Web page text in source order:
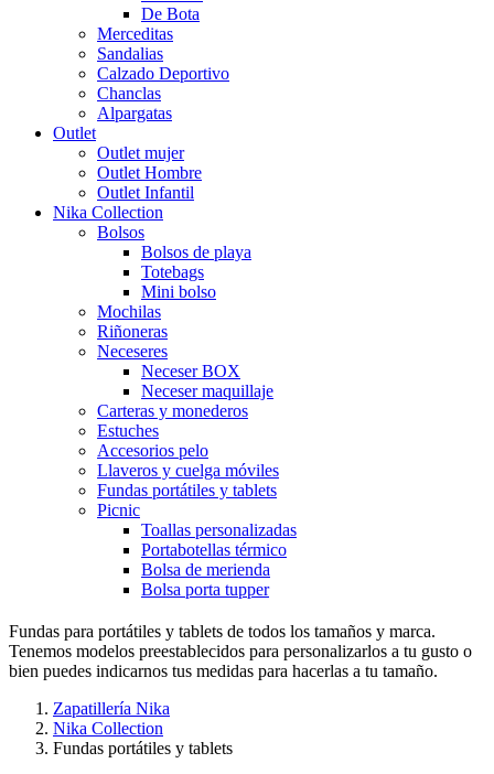
De Bota
Merceditas
Sandalias
Calzado Deportivo
Chanclas
Alpargatas
Outlet
Outlet mujer
Outlet Hombre
Outlet Infantil
Nika Collection
Bolsos
Bolsos de playa
Totebags
Mini bolso
Mochilas
Riñoneras
Neceseres
Neceser BOX
Neceser maquillaje
Carteras y monederos
Estuches
Accesorios pelo
Llaveros y cuelga móviles
Fundas portátiles y tablets
Picnic
Toallas personalizadas
Portabotellas térmico
Bolsa de merienda
Bolsa porta tupper
Fundas para portátiles y tablets de todos los tamaños y marca.
Tenemos modelos preestablecidos para personalizarlos a tu gusto o
bien puedes indicarnos tus medidas para hacerlas a tu tamaño.
Zapatillería Nika
Nika Collection
Fundas portátiles y tablets